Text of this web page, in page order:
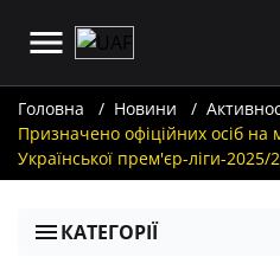
Головна Новини
Призначено офіційних осіб на
Української прем'єр-ліги-2025/
КАТЕГОРІЇ